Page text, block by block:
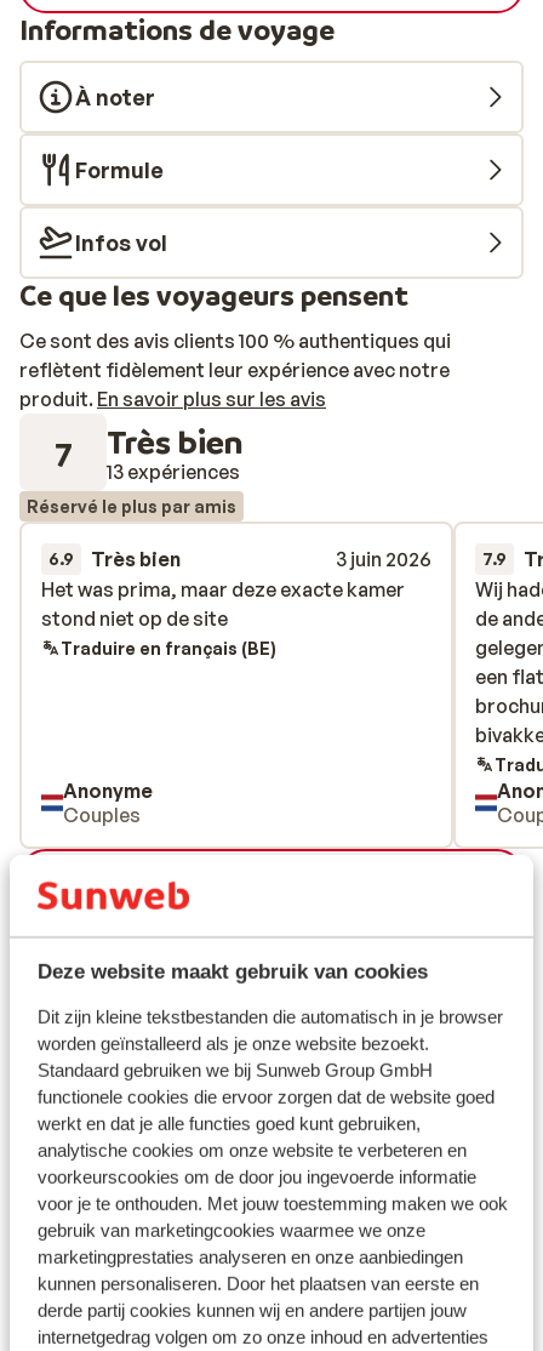
Deze website maakt gebruik van cookies
Dit zijn kleine tekstbestanden die automatisch in je browser
worden geïnstalleerd als je onze website bezoekt.
Standaard gebruiken we bij Sunweb Group GmbH
functionele cookies die ervoor zorgen dat de website goed
werkt en dat je alle functies goed kunt gebruiken,
analytische cookies om onze website te verbeteren en
voorkeurscookies om de door jou ingevoerde informatie
voor je te onthouden. Met jouw toestemming maken we ook
gebruik van marketingcookies waarmee we onze
marketingprestaties analyseren en onze aanbiedingen
kunnen personaliseren. Door het plaatsen van eerste en
derde partij cookies kunnen wij en andere partijen jouw
internetgedrag volgen om zo onze inhoud en advertenties
Informations de voyage
À noter
Formule
Infos vol
Ce que les voyageurs pensent
Ce sont des avis clients 100 % authentiques qui
reflètent fidèlement leur expérience avec notre
produit. En savoir plus sur les avis
7 Très bien
13 expériences
Réservé le plus par amis
6.9 Très bien
3 juin 2026
Het was prima, maar deze exacte kamer
stond niet op de site
Het was prima, maar deze exacte kamer
stond niet op de site
Traduire en français (BE)
Anonyme
Couples
7.9
Wij
de
een
Wij
de
een
Voir toutes les 13 expériences
Emplacement
Afficher sur la carte
À proximité
Distance de la plage environ 700 mètres
Distance du centre-ville: environ 100 mètres
Distance jusqu's Strip environ 800 mètres
Distance aux magasins les plus proches environ 50